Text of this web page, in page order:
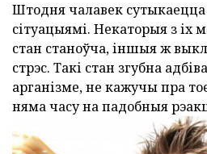
Штодня чалавек
сітуацыямі. Некаторыя з іх
стан станоўча, іншыя ж
стрэс. Такі стан згубна
арганізме, не кажучы пра
няма часу на падобныя